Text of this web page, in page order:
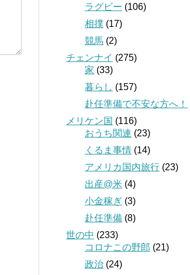
ラグビー (106)
相撲 (17)
競馬 (2)
チェンナイ (275)
家 (33)
暮らし (157)
赴任準備で不安な方へ！
メリケン国 (116)
おうち関連 (23)
くるま事情 (14)
アメリカ国内旅行 (23)
出産@米 (4)
小金稼ぎ (3)
赴任準備 (8)
世の中 (233)
コロナこの野郎 (21)
政治 (24)